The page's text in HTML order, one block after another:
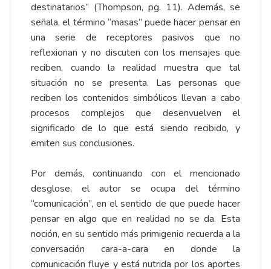
destinatarios” (Thompson, pg. 11). Además, se
señala, el término “masas” puede hacer pensar en
una serie de receptores pasivos que no
reflexionan y no discuten con los mensajes que
reciben, cuando la realidad muestra que tal
situación no se presenta. Las personas que
reciben los contenidos simbólicos llevan a cabo
procesos complejos que desenvuelven el
significado de lo que está siendo recibido, y
emiten sus conclusiones.
Por demás, continuando con el mencionado
desglose, el autor se ocupa del término
“comunicación”, en el sentido de que puede hacer
pensar en algo que en realidad no se da. Esta
noción, en su sentido más primigenio recuerda a la
conversación cara-a-cara en donde la
comunicación fluye y está nutrida por los aportes